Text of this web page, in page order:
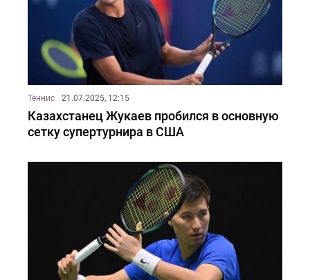
Теннис 21.07.2025, 12:15
Казахстанец Жукаев пробился в основную
сетку супертурнира в США